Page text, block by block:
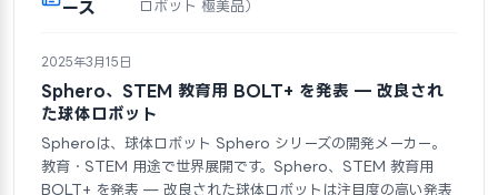
ース ロボット 極美品）
2025年3月15日
Sphero、STEM 教育用 BOLT+ を発表 — 改良され
た球体ロボット
Spheroは、球体ロボット Sphero シリーズの開発メーカー。
教育・STEM 用途で世界展開です。Sphero、STEM 教育用
BOLT+ を発表 — 改良された球体ロボットは注目度の高い発表